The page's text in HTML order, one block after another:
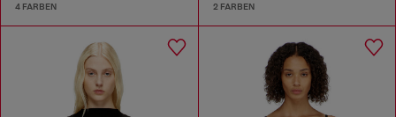
4 FARBEN 2 FARBEN